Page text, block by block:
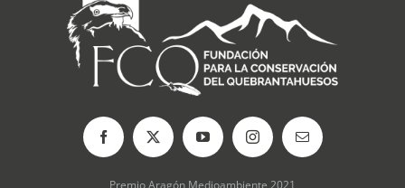
Premio Aragón Medioambiente 2021